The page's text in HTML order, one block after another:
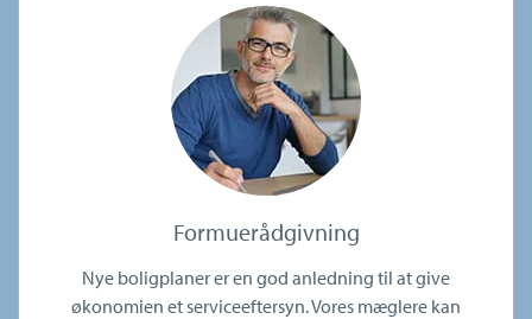
Formuerådgivning
Nye boligplaner er en god anledning til at give
økonomien et serviceeftersyn. Vores mæglere kan